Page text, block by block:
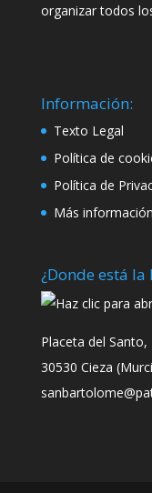
organizar todos
Información:
Texto Legal
Política de
Política de
Más
¿Donde está la
Placeta del Santo,
30530 Cieza